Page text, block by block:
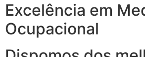
Excelência em
Ocupacional